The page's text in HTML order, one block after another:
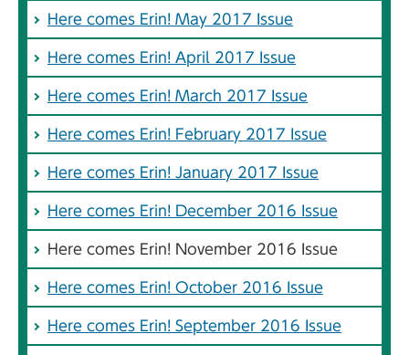
Here comes Erin! May 2017 Issue
Here comes Erin! April 2017 Issue
Here comes Erin! March 2017 Issue
Here comes Erin! February 2017 Issue
Here comes Erin! January 2017 Issue
Here comes Erin! December 2016 Issue
Here comes Erin! November 2016 Issue
Here comes Erin! October 2016 Issue
Here comes Erin! September 2016 Issue